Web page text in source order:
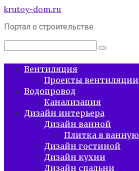
Перейти
контенту
krutoy-dom.ru
Портал о строительстве
Поиск:
Вентиляция
Проекты вентиляции
Водопровод
Канализация
Дизайн интерьера
Дизайн ванной
Плитка в ванную
Дизайн гостиной
Дизайн кухни
Дизайн спальни